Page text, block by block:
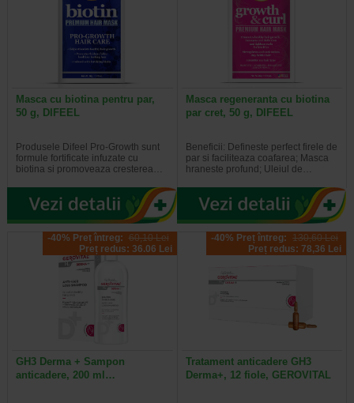
Masca cu biotina pentru par,
50 g, DIFEEL
Produsele Difeel Pro-Growth sunt
formule fortificate infuzate cu
biotina si promoveaza cresterea…
Masca regeneranta cu biotina
par cret, 50 g, DIFEEL
Beneficii: Defineste perfect firele de
par si faciliteaza coafarea; Masca
hraneste profund; Uleiul de…
-40% Preț întreg: 60,10 Lei
Preț redus: 36.06 Lei
GH3 Derma + Sampon
anticadere, 200 ml…
-40% Preț întreg: 130,60 Lei
Preț redus: 78,36 Lei
Tratament anticadere GH3
Derma+, 12 fiole, GEROVITAL